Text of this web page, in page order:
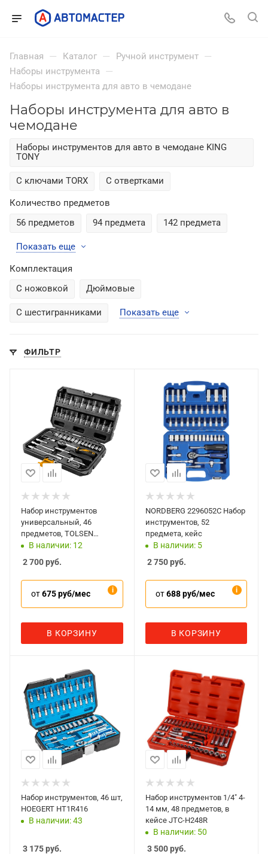
Главная — Каталог — Ручной инструмент —
Наборы инструмента —
Наборы инструмента для авто в чемодане
Наборы инструмента для авто в
чемодане
Наборы инструментов для авто в чемодане KING
TONY
С ключами TORX С отвертками
Количество предметов
56 предметов
94 предмета 142 предмета
Показать еще
Комплектация
С ножовкой
Дюймовые
С шестигранниками Показать еще
ФИЛЬТР
Набор инструментов
универсальный, 46
предметов, TOLSEN
TT15138
В наличии: 12
2 700руб.
от675 руб/мес
В КОРЗИНУ
NORDBERG 2296052C Набор
инструментов, 52
предмета, кейс
В наличии: 5
2 750руб.
от688 руб/мес
В КОРЗИНУ
Набор инструментов, 46 шт,
HOEGERT HT1R416
В наличии: 43
3 175руб.
Набор инструментов 1/4" 4-
14 мм, 48 предметов, в
кейсе JTC-H248R
В наличии: 50
3 500руб.